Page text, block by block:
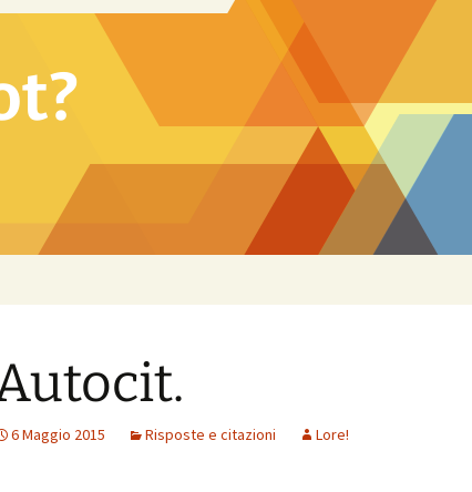
6 Maggio 2015 Risposte e citazioni Lore!